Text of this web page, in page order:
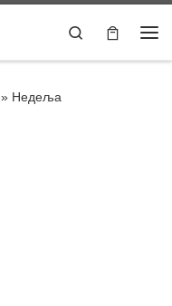
Search
» Недеља